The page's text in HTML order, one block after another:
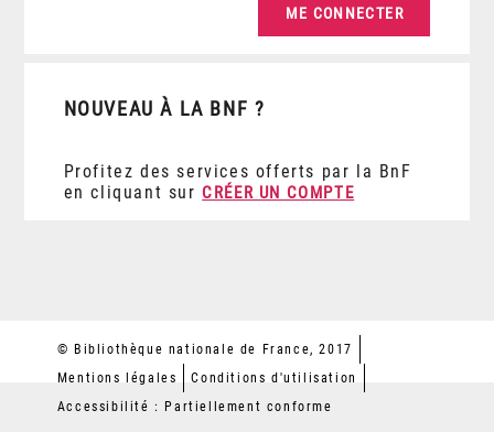
NOUVEAU À LA BNF ?
Profitez des services offerts par la BnF
en cliquant sur CRÉER UN COMPTE
© Bibliothèque nationale de France, 2017
Mentions légales
Conditions d'utilisation
Accessibilité : Partiellement conforme